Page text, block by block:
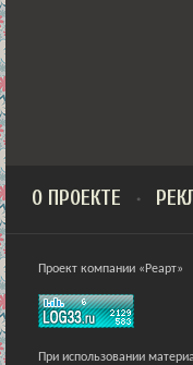
О ПРОЕКТЕ
Проект компании «Реарт»
При использовании